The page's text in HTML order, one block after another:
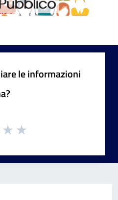
le informazioni